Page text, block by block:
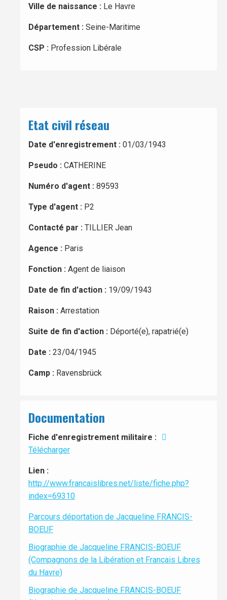
Ville de naissance : Le Havre
Département : Seine-Maritime
CSP : Profession Libérale
Etat civil réseau
Date d'enregistrement : 01/03/1943
Pseudo : CATHERINE
Numéro d'agent : 89593
Type d'agent : P2
Contacté par : TILLIER Jean
Agence : Paris
Fonction : Agent de liaison
Date de fin d'action : 19/09/1943
Raison : Arrestation
Suite de fin d'action : Déporté(e), rapatrié(e)
Date : 23/04/1945
Camp : Ravensbrück
Documentation
Fiche d'enregistrement militaire :
Télécharger
Lien :
http://www.francaislibres.net/liste/fiche.php?
index=69310
Parcours déportation de Jacqueline FRANCIS-
BOEUF
Biographie de Jacqueline FRANCIS-BOEUF
(Compagnons de la Libération et Français Libres
du Havre)
Biographie de Jacqueline FRANCIS-BOEUF